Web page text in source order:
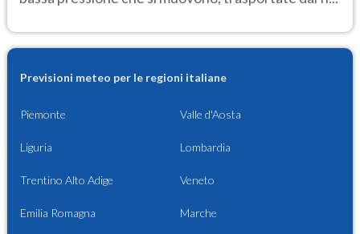
Previsioni meteo per le regioni italiane
Piemonte Valle d'Aosta
Liguria Lombardia
Trentino Alto Adige Veneto
Emilia Romagna Marche